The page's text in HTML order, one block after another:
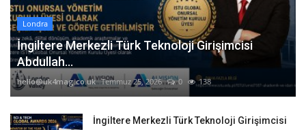
Londra
İngiltere Merkezli Türk Teknoloji Girişimcisi
Abdullah...
hello@uk4mag.co.uk Temmuz 25, 2026 0 138
İngiltere Merkezli Türk Teknoloji Girişimcisi